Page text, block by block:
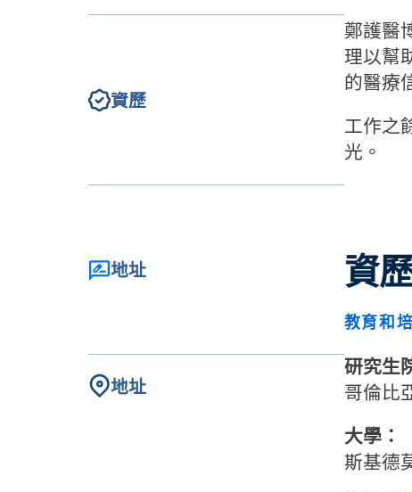
資歷
地址
地址
鄭護醫
理以幫
的醫療
工作之
光。
資
教育和
研究生
哥倫比
大學：
斯基德